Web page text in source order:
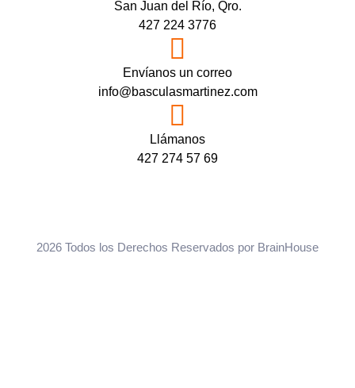
San Juan del Río, Qro.
427 224 3776
Envíanos un correo
info@basculasmartinez.com
Llámanos
427 274 57 69
2026 Todos los Derechos Reservados por BrainHouse